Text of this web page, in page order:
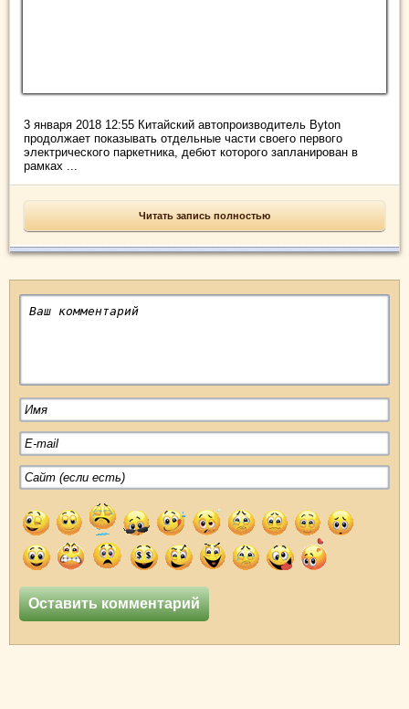
3 января 2018 12:55 Китайский автопроизводитель Byton
продолжает показывать отдельные части своего первого
электрического паркетника, дебют которого запланирован в
рамках ...
Читать запись полностью